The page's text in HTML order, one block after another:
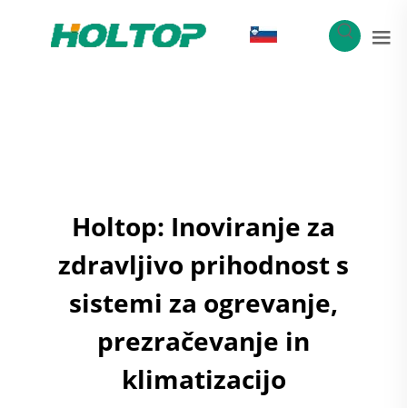
Holtop: Inoviranje za
zdravljivo prihodnost s
sistemi za ogrevanje,
prezračevanje in
klimatizacijo